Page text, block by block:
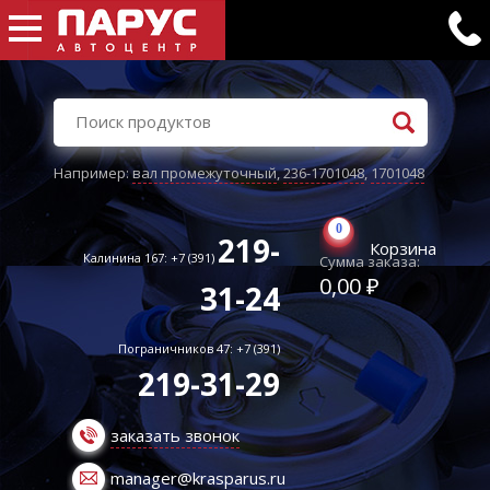
Например:вал промежуточный,236-1701048,1701048
Калинина 167: +7 (391) 219-
31-24
Пограничников 47: +7 (391)
219-31-29
заказать звонок
manager@krasparus.ru
0
Корзина
Сумма заказа:
0,00 ₽